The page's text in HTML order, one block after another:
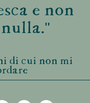
e non
di cui non mi